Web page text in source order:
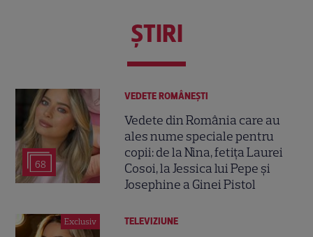
ŞTIRI
68
VEDETE ROMÂNEŞTI
Vedete din România care au
ales nume speciale pentru
copii: de la Nina, fetița Laurei
Cosoi, la Jessica lui Pepe și
Josephine a Ginei Pistol
Exclusiv TELEVIZIUNE